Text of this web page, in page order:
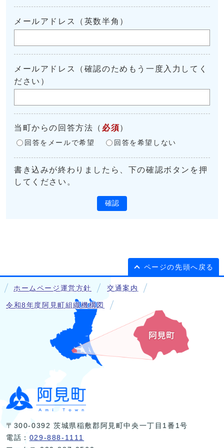
メールアドレス（英数半角）
メールアドレス（確認のためもう一度入力してく
ださい）
当町からの回答方法 （ 必須 ）
回答をメールで希望 回答を希望しない
書き込みが終わりましたら、下の確認ボタンを押
してください。
確認
ページの先頭へ戻る
ホームページ運営方針 交通案内
令和8年度阿見町組織機構図
〒300-0392 茨城県稲敷郡阿見町中央一丁目1番1号
電話： 029-888-1111